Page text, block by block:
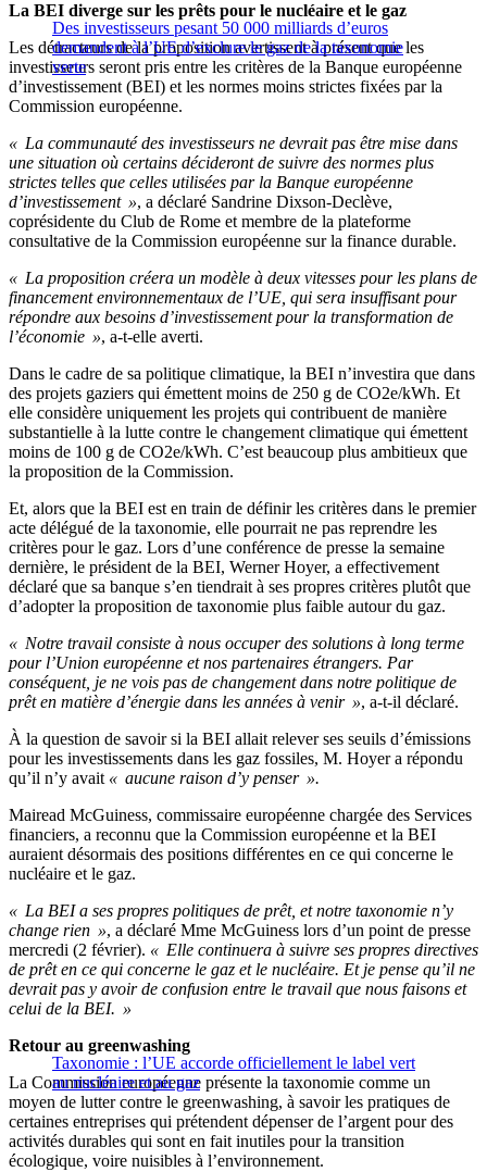
Des investisseurs pesant 50 000 milliards d’euros
demandent à l’UE d’exclure le gaz de la taxonomie
verte
La BEI diverge sur les prêts pour le nucléaire et le gaz
Les détracteurs de la proposition avertissent à présent que les
investisseurs seront pris entre les critères de la Banque européenne
d’investissement (BEI) et les normes moins strictes fixées par la
Commission européenne.
« La communauté des investisseurs ne devrait pas être mise dans
une situation où certains décideront de suivre des normes plus
strictes telles que celles utilisées par la Banque européenne
d’investissement », a déclaré Sandrine Dixson-Declève,
coprésidente du Club de Rome et membre de la plateforme
consultative de la Commission européenne sur la finance durable.
« La proposition créera un modèle à deux vitesses pour les plans de
financement environnementaux de l’UE, qui sera insuffisant pour
répondre aux besoins d’investissement pour la transformation de
l’économie », a-t-elle averti.
Dans le cadre de sa politique climatique, la BEI n’investira que dans
des projets gaziers qui émettent moins de 250 g de CO2e/kWh. Et
elle considère uniquement les projets qui contribuent de manière
substantielle à la lutte contre le changement climatique qui émettent
moins de 100 g de CO2e/kWh. C’est beaucoup plus ambitieux que
la proposition de la Commission.
Et, alors que la BEI est en train de définir les critères dans le premier
acte délégué de la taxonomie, elle pourrait ne pas reprendre les
critères pour le gaz. Lors d’une conférence de presse la semaine
dernière, le président de la BEI, Werner Hoyer, a effectivement
déclaré que sa banque s’en tiendrait à ses propres critères plutôt que
d’adopter la proposition de taxonomie plus faible autour du gaz.
« Notre travail consiste à nous occuper des solutions à long terme
pour l’Union européenne et nos partenaires étrangers. Par
conséquent, je ne vois pas de changement dans notre politique de
prêt en matière d’énergie dans les années à venir », a-t-il déclaré.
À la question de savoir si la BEI allait relever ses seuils d’émissions
pour les investissements dans les gaz fossiles, M. Hoyer a répondu
qu’il n’y avait « aucune raison d’y penser ».
Mairead McGuiness, commissaire européenne chargée des Services
financiers, a reconnu que la Commission européenne et la BEI
auraient désormais des positions différentes en ce qui concerne le
nucléaire et le gaz.
« La BEI a ses propres politiques de prêt, et notre taxonomie n’y
change rien », a déclaré Mme McGuiness lors d’un point de presse
mercredi (2 février). « Elle continuera à suivre ses propres directives
de prêt en ce qui concerne le gaz et le nucléaire. Et je pense qu’il ne
devrait pas y avoir de confusion entre le travail que nous faisons et
celui de la BEI. »
Taxonomie : l’UE accorde officiellement le label vert
au nucléaire et au gaz
Retour au greenwashing
La Commission européenne présente la taxonomie comme un
moyen de lutter contre le greenwashing, à savoir les pratiques de
certaines entreprises qui prétendent dépenser de l’argent pour des
activités durables qui sont en fait inutiles pour la transition
écologique, voire nuisibles à l’environnement.